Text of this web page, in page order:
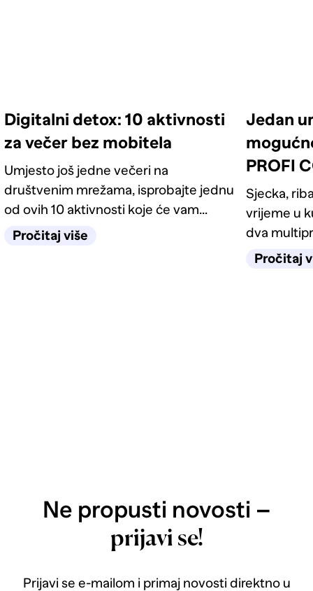
Digitalni detox: 10 aktivnosti
za večer bez mobitela
Umjesto još jedne večeri na
društvenim mrežama, isprobajte jednu
od ovih 10 aktivnosti koje će vam
pomoći da se opustite, zabavite i
Pročitaj više
Jedan
PROFI
Sjecka,
vrijeme u
dva
pronaći
Pročitaj
Ne propusti novosti –
prijavi se!
Prijavi se e-mailom i primaj novosti direktno u